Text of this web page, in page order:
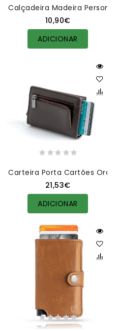
Calçadeira Madeira
10,90€
ADICIONAR
Carteira Porta Cartões
21,53€
ADICIONAR